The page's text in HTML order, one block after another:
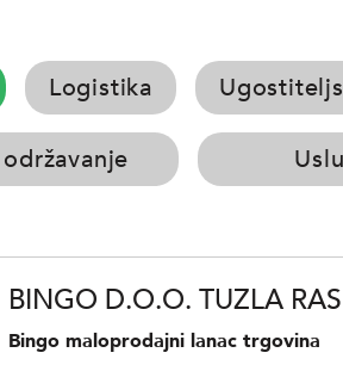
Logistika
BINGO D.O.O. TUZLA
Bingo maloprodajni lanac trgovina